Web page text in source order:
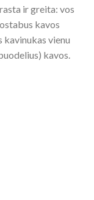
ir greita: vos
kavos
kavinukas vienu
kavos.